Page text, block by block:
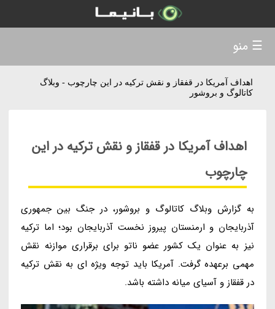
اهداف آمریکا در قفقاز و نقش ترکیه در این چارچوب - وبلاگ
کاتالوگ و بروشور
اهداف آمریکا در قفقاز و نقش ترکیه در این
چارچوب
به گزارش وبلاگ کاتالوگ و بروشور، در جنگ بین جمهوری
آذربایجان و ارمنستان پیروز نخست آذربایجان بود؛ اما ترکیه
نیز به عنوان یک کشور عضو ناتو برای برقراری موازنه نقش
مهمی برعهده گرفت. آمریکا باید توجه ویژه ای به نقش ترکیه
در قفقاز و آسیای میانه داشته باشد.
☰ منو